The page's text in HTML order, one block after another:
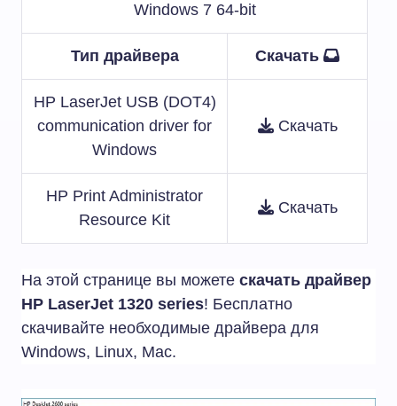
Windows 7 64-bit
Тип драйвера Скачать
HP LaserJet USB (DOT4)
communication driver for
Windows
Скачать
HP Print Administrator
Resource Kit
Скачать
На этой странице вы можете скачать драйвер
HP LaserJet 1320 series! Бесплатно
скачивайте необходимые драйвера для
Windows, Linux, Mac.